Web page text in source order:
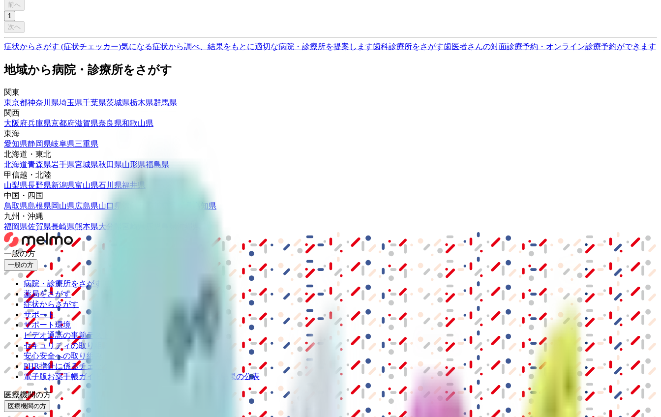
前へ
1
次へ
症状からさがす (症状チェッカー)気になる症状から調べ、結果をもとに適切な病院・診療所を提案します歯科診療所をさがす歯医者さんの対面診療予約・オンライン診療予約ができます
地域から病院・診療所をさがす
関東
東京都神奈川県埼玉県千葉県茨城県栃木県群馬県
関西
大阪府兵庫県京都府滋賀県奈良県和歌山県
東海
愛知県静岡県岐阜県三重県
北海道・東北
北海道青森県岩手県宮城県秋田県山形県福島県
甲信越・北陸
山梨県長野県新潟県富山県石川県福井県
中国・四国
鳥取県島根県岡山県広島県山口県
高知県
九州・沖縄
福岡県佐賀県長崎県熊本県大分県
一般の方
一般の方
病院・診療所をさがす
薬局をさがす
症状からさがす
サポート
サポート環境
ビデオ通話の事前テスト
セキュリティの取り組み
安心安全への取り組み
PHR指針に係るチェックシート確認結果の公表
電子版お薬手帳ガイドラインに係るチェックシート確認結果の公表
医療機関の方
医療機関の方